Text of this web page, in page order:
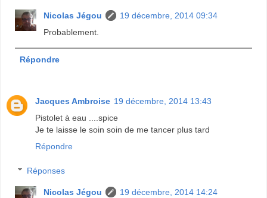
Nicolas Jégou
19 décembre, 2014 09:34
Probablement.
Répondre
Jacques Ambroise 19 décembre, 2014 13:43
Pistolet à eau ....spice
Je te laisse le soin soin de me tancer plus tard
Répondre
Réponses
Nicolas Jégou
19 décembre, 2014 14:24